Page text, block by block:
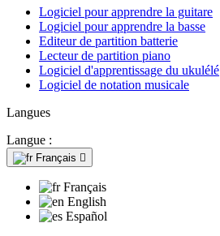
Logiciel pour apprendre la guitare
Logiciel pour apprendre la basse
Editeur de partition batterie
Lecteur de partition piano
Logiciel d'apprentissage du ukulélé
Logiciel de notation musicale
Langues
Langue :
Français 
Français
English
Español